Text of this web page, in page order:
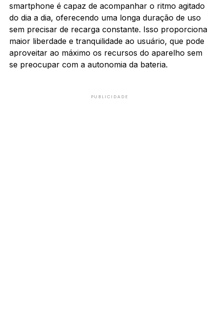
smartphone é capaz de acompanhar o ritmo agitado
do dia a dia, oferecendo uma longa duração de uso
sem precisar de recarga constante. Isso proporciona
maior liberdade e tranquilidade ao usuário, que pode
aproveitar ao máximo os recursos do aparelho sem
se preocupar com a autonomia da bateria.
PUBLICIDADE